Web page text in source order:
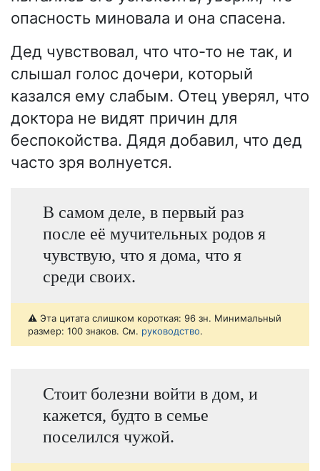
опасность миновала и она спасена.
Дед чувствовал, что что-то не так, и
слышал голос дочери, который
казался ему слабым. Отец уверял, что
доктора не видят причин для
беспокойства. Дядя добавил, что дед
часто зря волнуется.
В самом деле, в первый раз
после её мучительных родов я
чувствую, что я дома, что я
среди своих.
⚠️ Эта цитата слишком короткая: 96 зн. Минимальный
размер: 100 знаков. См. руководство.
Стоит болезни войти в дом, и
кажется, будто в семье
поселился чужой.